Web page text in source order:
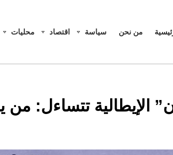
من نحن سياسة اقتصاد محليات
الإيطالية تتساءل: من